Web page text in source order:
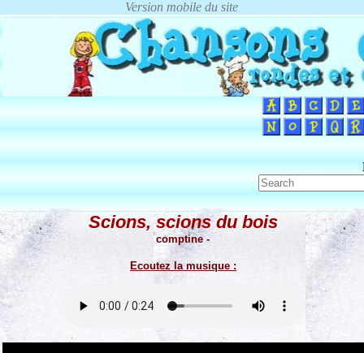
Scions, scions du bois
comptine -
Ecoutez la musique :